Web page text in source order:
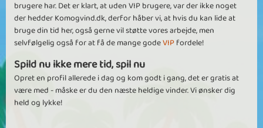
brugere har. Det er klart, at uden VIP brugere, var der ikke noget
der hedder Komogvind.dk, derfor håber vi, at hvis du kan lide at
bruge din tid her, også gerne vil støtte vores arbejde, men
selvfølgelig også for at få de mange godeVIPfordele!
Spild nu ikke mere tid, spil nu
Opret en profil allerede i dag og kom godt i gang, det er gratis at
være med - måske er du den næste heldige vinder. Vi ønsker dig
held og lykke!